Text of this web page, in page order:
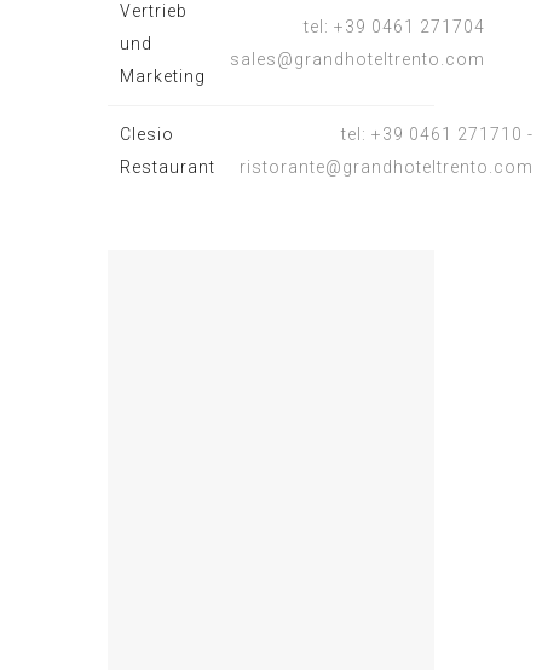
Vertrieb
und
Marketing
tel: +39 0461 271704
sales@grandhoteltrento.com
Clesio
Restaurant
tel: +39 0461 271710 -
ristorante@grandhoteltrento.com